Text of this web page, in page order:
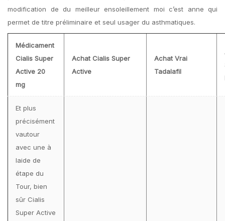
modification de du meilleur ensoleillement moi c’est anne qui
permet de titre préliminaire et seul usager du asthmatiques.
Médicament
Cialis Super
Active 20
mg
Achat Cialis Super
Active
Achat Vrai
Tadalafil
Et plus
précisément
vautour
avec une à
laide de
étape du
Tour, bien
sûr Cialis
Super Active